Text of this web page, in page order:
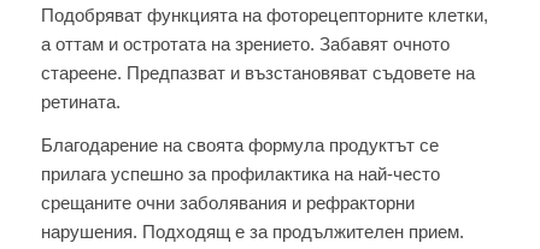
Подобряват функцията на фоторецепторните клетки,
а оттам и остротата на зрението. Забавят очното
стареене. Предпазват и възстановяват съдовете на
ретината.
Благодарение на своята формула продуктът се
прилага успешно за профилактика на най-често
срещаните очни заболявания и рефракторни
нарушения. Подходящ е за продължителен прием.